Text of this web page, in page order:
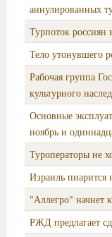
аннулированных
Турпоток россиян
Тело утонувшего
Рабочая группа
культурного
Основные
ноябрь и
Туроператоры не
Израиль пиарится
"Аллегро" начнет
РЖД предлагает